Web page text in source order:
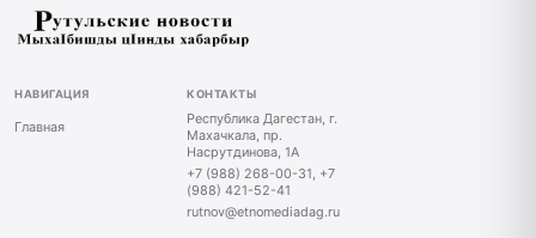
НАВИГАЦИЯ
Главная
КОНТАКТЫ
Республика Дагестан, г.
Махачкала, пр.
Насрутдинова, 1А
+7 (988) 268-00-31, +7
(988) 421-52-41
rutnov@etnomediadag.ru